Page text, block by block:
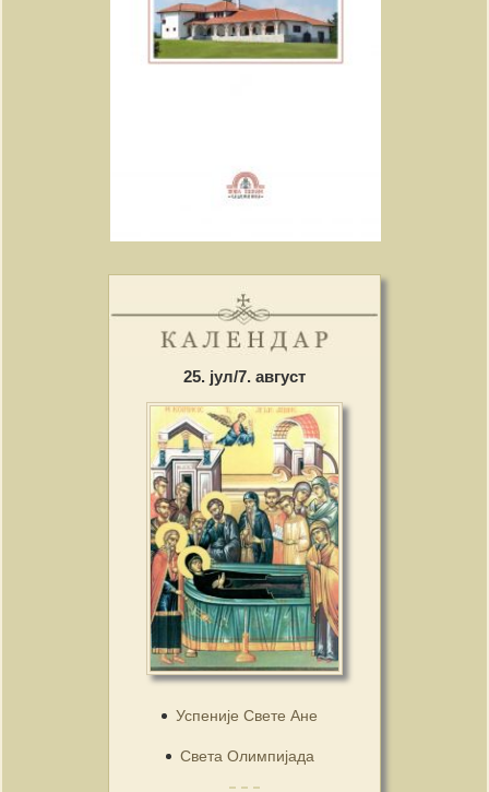
25. јул/7. август
Успеније Свете Ане
Света Олимпијада